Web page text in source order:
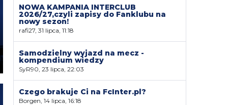
NOWA KAMPANIA INTERCLUB
2026/27,czyli zapisy do Fanklubu na
nowy sezon!
rafi27, 31 lipca, 11:18
Samodzielny wyjazd na mecz -
kompendium wiedzy
SyR90, 23 lipca, 22:03
Czego brakuje Ci na FcInter.pl?
Borgen, 14 lipca, 16:18